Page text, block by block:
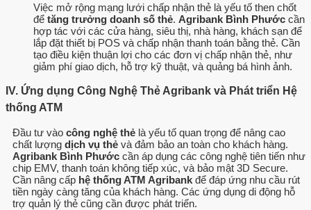
Việc mở rộng mạng lưới chấp nhận thẻ là yếu tố then chốt
để tăng trưởng doanh số thẻ. Agribank Bình Phước cần
hợp tác với các cửa hàng, siêu thị, nhà hàng, khách sạn để
lắp đặt thiết bị POS và chấp nhận thanh toán bằng thẻ. Cần
tạo điều kiện thuận lợi cho các đơn vị chấp nhận thẻ, như
giảm phí giao dịch, hỗ trợ kỹ thuật, và quảng bá hình ảnh.
IV. Ứng dụng Công Nghệ Thẻ Agribank và Phát triển Hệ
thống ATM
Đầu tư vào công nghệ thẻ là yếu tố quan trọng để nâng cao
chất lượng dịch vụ thẻ và đảm bảo an toàn cho khách hàng.
Agribank Bình Phước cần áp dụng các công nghệ tiên tiến như
chip EMV, thanh toán không tiếp xúc, và bảo mật 3D Secure.
Cần nâng cấp hệ thống ATM Agribank để đáp ứng nhu cầu rút
tiền ngày càng tăng của khách hàng. Các ứng dụng di động hỗ
trợ quản lý thẻ cũng cần được phát triển.